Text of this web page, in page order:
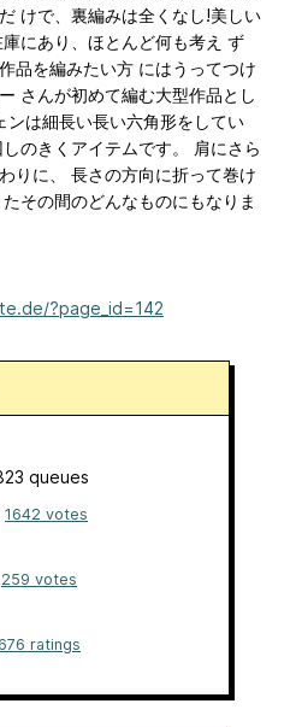
けで、裏編みは全くなし!美しい
にあり、ほとんど何も考え ず
品を編みたい方 にはうってつけ
さんが初めて編む大型作品とし
は細長い長い六角形をしてい
のきくアイテムです。 肩にさら
りに、 長さの方向に折って巻け
その間のどんなものにもなりま
?page_id=142
queues
1642 votes
259 votes
ratings